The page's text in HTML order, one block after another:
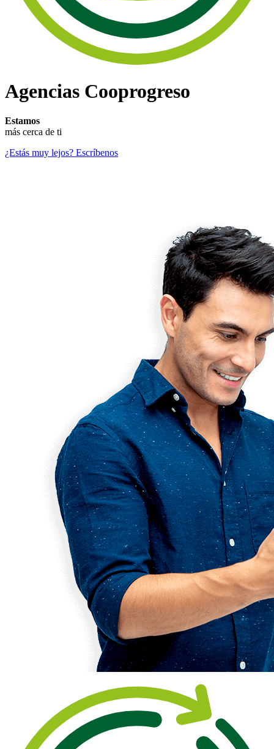
Agencias Cooprogreso
Estamos
más cerca de ti
¿Estás muy lejos? Escríbenos